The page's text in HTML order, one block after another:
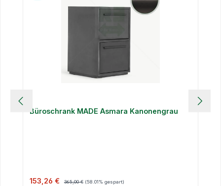
Büroschrank MADE Asmara Kanonengrau
Verkaufspreis:
153,26 € Regulärer Preis:
365,00 € (58.01% gespart)